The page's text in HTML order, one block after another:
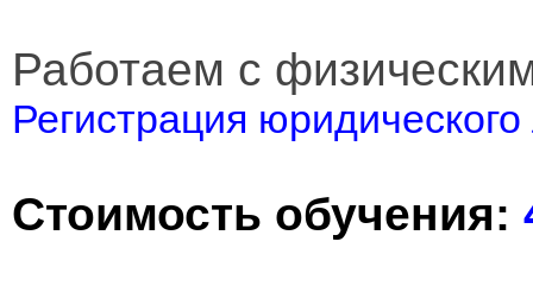
Работаем с
Регистрация
Стоимость обучения: